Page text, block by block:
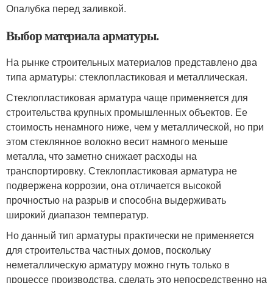
Опалубка перед заливкой.
Выбор материала арматуры.
На рынке строительных материалов представлено два
типа арматуры: стеклопластиковая и металлическая.
Стеклопластиковая арматура чаще применяется для
строительства крупных промышленных объектов. Ее
стоимость ненамного ниже, чем у металлической, но при
этом стеклянное волокно весит намного меньше
металла, что заметно снижает расходы на
транспортировку. Стеклопластиковая арматура не
подвержена коррозии, она отличается высокой
прочностью на разрыв и способна выдерживать
широкий диапазон температур.
Но данный тип арматуры практически не применяется
для строительства частных домов, поскольку
неметаллическую арматуру можно гнуть только в
процессе производства, сделать это непосредственно на